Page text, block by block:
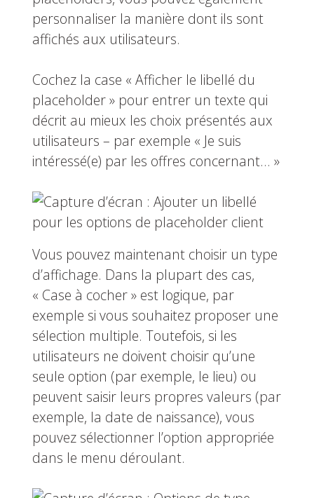
personnaliser la manière dont ils sont
affichés aux utilisateurs.
Cochez la case « Afficher le libellé du
placeholder » pour entrer un texte qui
décrit au mieux les choix présentés aux
utilisateurs – par exemple « Je suis
intéressé(e) par les offres concernant… »
Vous pouvez maintenant choisir un type
d’affichage. Dans la plupart des cas,
« Case à cocher » est logique, par
exemple si vous souhaitez proposer une
sélection multiple. Toutefois, si les
utilisateurs ne doivent choisir qu’une
seule option (par exemple, le lieu) ou
peuvent saisir leurs propres valeurs (par
exemple, la date de naissance), vous
pouvez sélectionner l’option appropriée
dans le menu déroulant.